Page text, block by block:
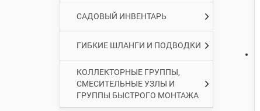
САДОВЫЙ ИНВЕНТАРЬ
ГИБКИЕ ШЛАНГИ И ПОДВОДКИ
КОЛЛЕКТОРНЫЕ ГРУППЫ,
СМЕСИТЕЛЬНЫЕ УЗЛЫ И
ГРУППЫ БЫСТРОГО МОНТАЖА